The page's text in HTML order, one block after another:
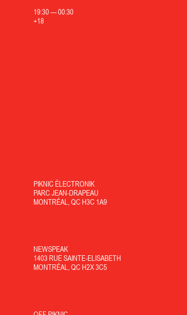
19:30—00:30
+18
PIKNIC ÉLECTRONIK
PARC JEAN-DRAPEAU
MONTRÉAL, QC H3C 1A9
NEWSPEAK
1403 RUE SAINTE-ELISABETH
MONTRÉAL, QC H2X 3C5